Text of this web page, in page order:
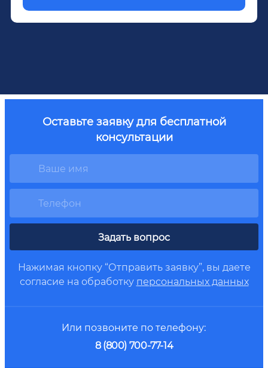
Оставьте заявку для бесплатной
консультации
Задать вопрос
Нажимая кнопку “Отправить заявку”, вы даете
согласие на обработку персональных данных
Или позвоните по телефону:
8 (800) 700-77-14